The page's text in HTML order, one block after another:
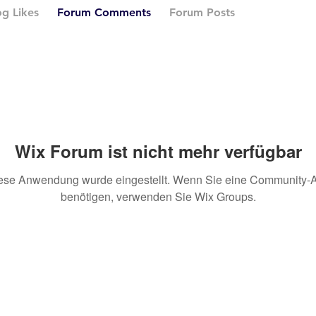
Wix Forum ist nicht mehr verfügbar
Anwendung wurde eingestellt. Wenn Sie eine Community-
benötigen, verwenden Sie Wix Groups.
Likes Forum Comments Forum Posts